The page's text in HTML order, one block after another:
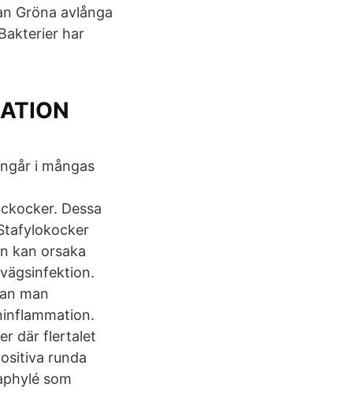
Gröna avlånga
har
i mångas
Dessa
kan orsaka
man
där flertalet
runda
som